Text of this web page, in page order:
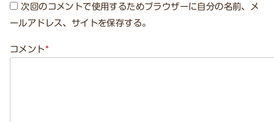
次回のコメントで使用するためブラウザーに自分の名前、メ
ールアドレス、サイトを保存する。
コメント*